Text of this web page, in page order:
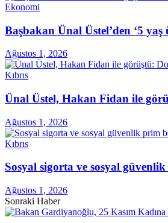
Ekonomi
Başbakan Ünal Üstel’den ‘5
Ağustos 1, 2026
Kıbrıs
Ünal Üstel, Hakan Fidan ile
Ağustos 1, 2026
Kıbrıs
Sosyal sigorta ve sosyal
Ağustos 1, 2026
Sonraki Haber